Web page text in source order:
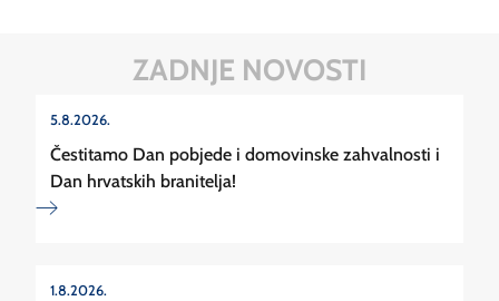
ZADNJE NOVOSTI
5.8.2026.
Čestitamo Dan pobjede i domovinske zahvalnosti i
Dan hrvatskih branitelja!
1.8.2026.